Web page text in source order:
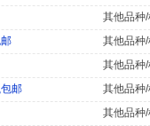
其他品种
其他品种
其他品种
邮
其他品种
其他品种